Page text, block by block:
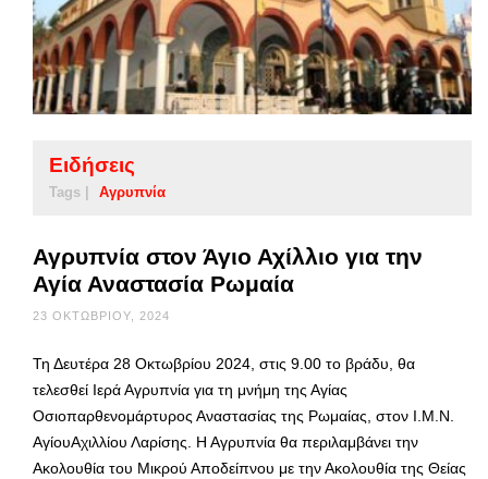
Ειδήσεις
Tags | Αγρυπνία
Αγρυπνία στον Άγιο Αχίλλιο για την
Αγία Αναστασία Ρωμαία
23 ΟΚΤΩΒΡΊΟΥ, 2024
Τη Δευτέρα 28 Οκτωβρίου 2024, στις 9.00 το βράδυ, θα
τελεσθεί Ιερά Αγρυπνία για τη μνήμη της Αγίας
Οσιοπαρθενομάρτυρος Αναστασίας της Ρωμαίας, στον Ι.Μ.Ν.
ΑγίουΑχιλλίου Λαρίσης. Η Αγρυπνία θα περιλαμβάνει την
Ακολουθία του Μικρού Αποδείπνου με την Ακολουθία της Θείας